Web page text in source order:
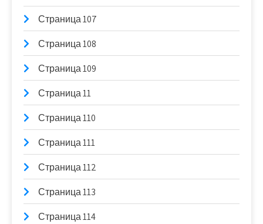
Страница 107
Страница 108
Страница 109
Страница 11
Страница 110
Страница 111
Страница 112
Страница 113
Страница 114